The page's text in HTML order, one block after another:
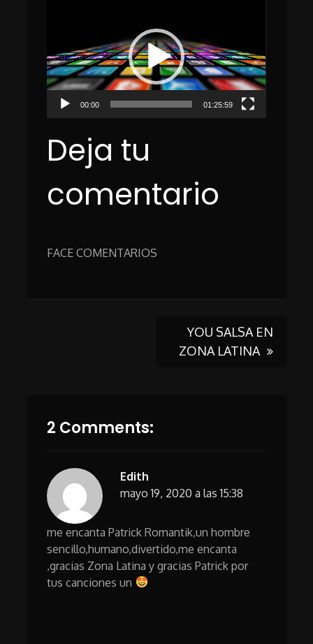
00:00 01:25:59
Deja tu
comentario
FACE COMENTARIOS
YOU SALSA EN
ZONA LATINA
2 Comments:
Edith
mayo 19, 2020 a las 15:38
me encanta Patrick Romantik,un hombre
sencillo,humano,divertido,me encanta
,gracias Zona Latina y gracias Patrick por
tus canciones un